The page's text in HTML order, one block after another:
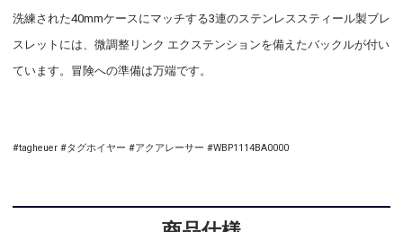
洗練された40mmケースにマッチする3連のステンレススティール製ブレ
スレットには、微調整リンク エクステンションを備えたバックルが付い
ています。冒険への準備は万端です。
#tagheuer #タグホイヤー #アクアレーサー #WBP1114BA0000